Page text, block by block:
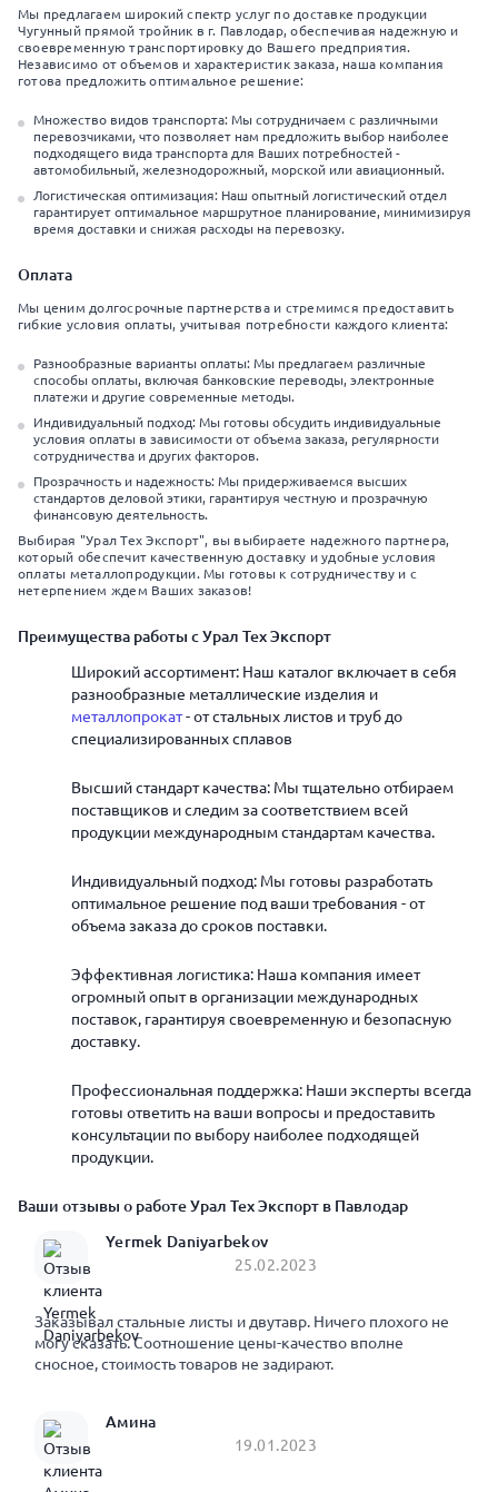
Мы предлагаем широкий спектр услуг по доставке продукции
Чугунный прямой тройник в г. Павлодар, обеспечивая надежную и
своевременную транспортировку до Вашего предприятия.
Независимо от объемов и характеристик заказа, наша компания
готова предложить оптимальное решение:
Множество видов транспорта: Мы сотрудничаем с различными
перевозчиками, что позволяет нам предложить выбор наиболее
подходящего вида транспорта для Ваших потребностей -
автомобильный, железнодорожный, морской или авиационный.
Логистическая оптимизация: Наш опытный логистический отдел
гарантирует оптимальное маршрутное планирование, минимизируя
время доставки и снижая расходы на перевозку.
Оплата
Мы ценим долгосрочные партнерства и стремимся предоставить
гибкие условия оплаты, учитывая потребности каждого клиента:
Разнообразные варианты оплаты: Мы предлагаем различные
способы оплаты, включая банковские переводы, электронные
платежи и другие современные методы.
Индивидуальный подход: Мы готовы обсудить индивидуальные
условия оплаты в зависимости от объема заказа, регулярности
сотрудничества и других факторов.
Прозрачность и надежность: Мы придерживаемся высших
стандартов деловой этики, гарантируя честную и прозрачную
финансовую деятельность.
Выбирая "Урал Тех Экспорт", вы выбираете надежного партнера,
который обеспечит качественную доставку и удобные условия
оплаты металлопродукции. Мы готовы к сотрудничеству и с
нетерпением ждем Ваших заказов!
Преимущества работы с Урал Тех Экспорт
Широкий ассортимент: Наш каталог включает в себя
разнообразные металлические изделия и
металлопрокат- от стальных листов и труб до
специализированных сплавов
Высший стандарт качества: Мы тщательно отбираем
поставщиков и следим за соответствием всей
продукции международным стандартам качества.
Индивидуальный подход: Мы готовы разработать
оптимальное решение под ваши требования - от
объема заказа до сроков поставки.
Эффективная логистика: Наша компания имеет
огромный опыт в организации международных
поставок, гарантируя своевременную и безопасную
доставку.
Профессиональная поддержка: Наши эксперты всегда
готовы ответить на ваши вопросы и предоставить
консультации по выбору наиболее подходящей
продукции.
Ваши отзывы о работе Урал Тех Экспорт в Павлодар
Yermek Daniyarbekov
25.02.2023
Заказывал стальные листы и двутавр. Ничего плохого не
могу сказать. Соотношение цены-качество вполне
сносное, стоимость товаров не задирают.
Амина
19.01.2023